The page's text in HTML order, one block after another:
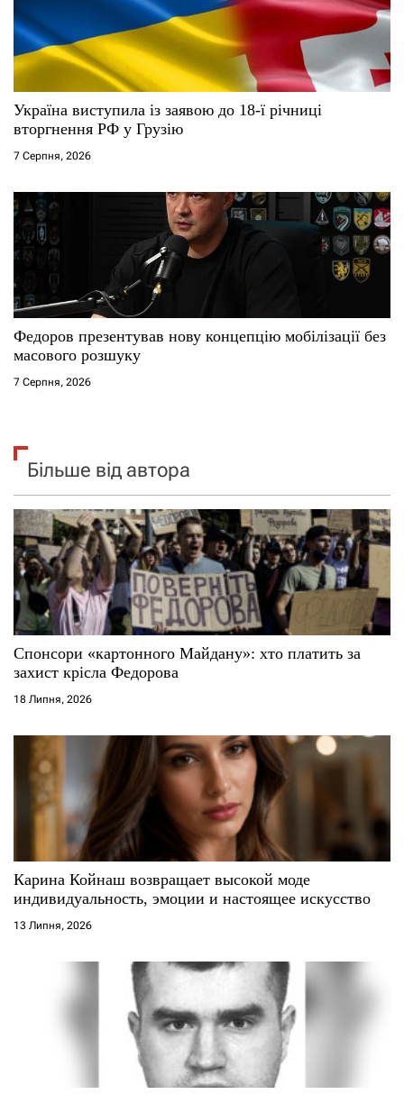
Україна виступила із заявою до 18-ї річниці
вторгнення РФ у Грузію
7 Серпня, 2026
Федоров презентував нову концепцію мобілізації без
масового розшуку
7 Серпня, 2026
Більше від автора
Спонсори «картонного Майдану»: хто платить за
захист крісла Федорова
18 Липня, 2026
Карина Койнаш возвращает высокой моде
индивидуальность, эмоции и настоящее искусство
13 Липня, 2026